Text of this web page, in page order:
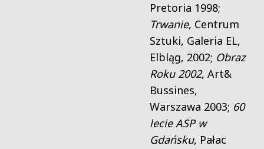
Pretoria 1998;
Trwanie, Centrum
Sztuki, Galeria EL,
Elbląg, 2002; Obraz
Roku 2002, Art&
Bussines,
Warszawa 2003; 60
lecie ASP w
Gdańsku, Pałac